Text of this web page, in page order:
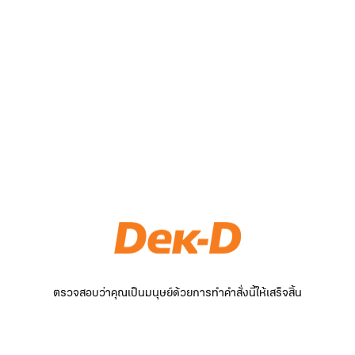
ตรวจสอบว่าคุณเป็นมนุษย์ด้วยการทำคำสั่งนี้ให้เสร็จสิ้น